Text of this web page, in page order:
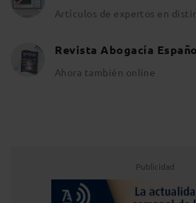
Artículos de expertos en
Revista Abogacía
Ahora también online
Publicidad